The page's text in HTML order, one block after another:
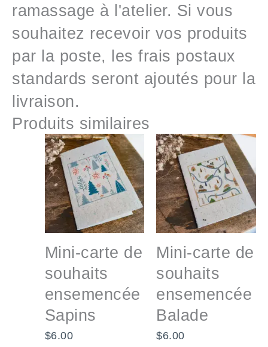
ramassage à l'atelier. Si vous
souhaitez recevoir vos produits
par la poste, les frais postaux
standards seront ajoutés pour la
livraison.
Produits similaires
Mini-carte de
souhaits
ensemencée
Sapins
$6.00
Mini-carte de
souhaits
ensemencée
Balade
$6.00